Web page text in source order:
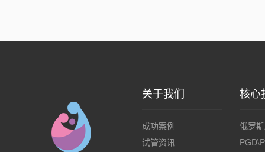
关于我们
成功案例
试管资讯
核心
俄罗